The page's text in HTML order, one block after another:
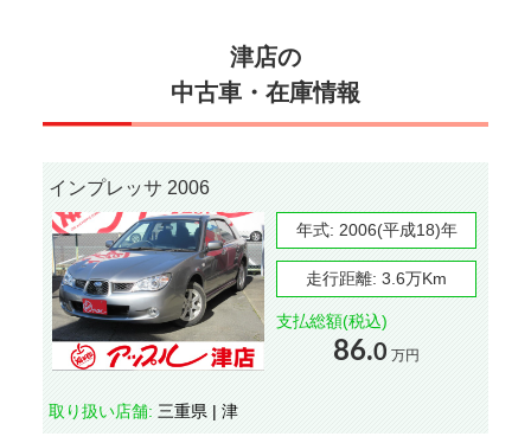
津店の
中古車・在庫情報
インプレッサ 2006
年式: 2006(平成18)年
走行距離: 3.6万Km
支払総額(税込)
86.0 万円
取り扱い店舗: 三重県 | 津